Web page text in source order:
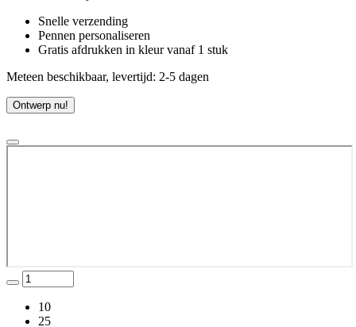
Snelle verzending
Pennen personaliseren
Gratis afdrukken in kleur vanaf 1 stuk
Meteen beschikbaar, levertijd: 2-5 dagen
Ontwerp nu!
10
25